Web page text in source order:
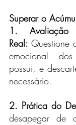
Superar o
1. Avaliação
Real: Questione
emocional
possui, e
necessário.
2. Prática do
desapegar de